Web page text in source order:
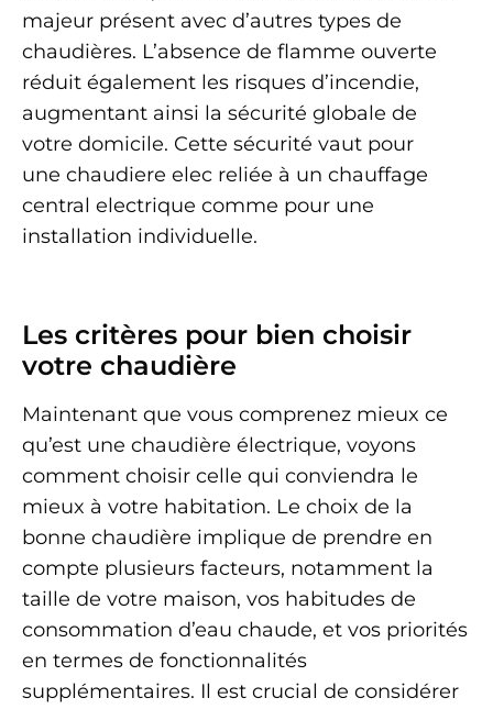
majeur présent avec d’autres types de
chaudières. L’absence de flamme ouverte
réduit également les risques d’incendie,
augmentant ainsi la sécurité globale de
votre domicile. Cette sécurité vaut pour
une chaudiere elec reliée à un chauffage
central electrique comme pour une
installation individuelle.
Les critères pour bien choisir
votre chaudière
Maintenant que vous comprenez mieux ce
qu’est une chaudière électrique, voyons
comment choisir celle qui conviendra le
mieux à votre habitation. Le choix de la
bonne chaudière implique de prendre en
compte plusieurs facteurs, notamment la
taille de votre maison, vos habitudes de
consommation d’eau chaude, et vos priorités
en termes de fonctionnalités
supplémentaires. Il est crucial de considérer